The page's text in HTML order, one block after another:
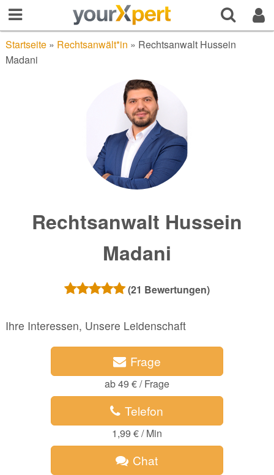
Startseite» Rechtsanwält*in » Rechtsanwalt Hussein
Madani
Rechtsanwalt Hussein
Madani
(21 Bewertungen)
Ihre Interessen, Unsere Leidenschaft
Frage
ab 49 € / Frage
Telefon
1,99 € / Min
Chat